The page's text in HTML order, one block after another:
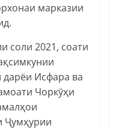
марказии
соли 2021, соати
дарёи Исфара ва
Чоркӯҳи
Ҷумҳурии